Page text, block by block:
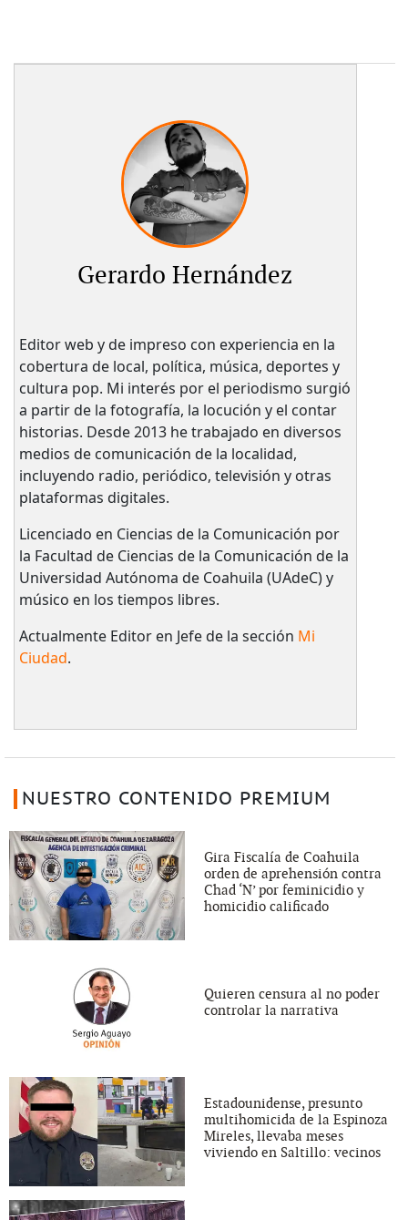
Gerardo Hernández
Editor web y de impreso con experiencia en la
cobertura de local, política, música, deportes y
cultura pop. Mi interés por el periodismo surgió
a partir de la fotografía, la locución y el contar
historias. Desde 2013 he trabajado en diversos
medios de comunicación de la localidad,
incluyendo radio, periódico, televisión y otras
plataformas digitales.
Licenciado en Ciencias de la Comunicación por
la Facultad de Ciencias de la Comunicación de la
Universidad Autónoma de Coahuila (UAdeC) y
músico en los tiempos libres.
Actualmente Editor en Jefe de la sección Mi
Ciudad.
NUESTRO CONTENIDO PREMIUM
Gira Fiscalía de Coahuila
orden de aprehensión contra
Chad ‘N’ por feminicidio y
homicidio calificado
Quieren censura al no poder
controlar la narrativa
Estadounidense, presunto
multihomicida de la Espinoza
Mireles, llevaba meses
viviendo en Saltillo: vecinos